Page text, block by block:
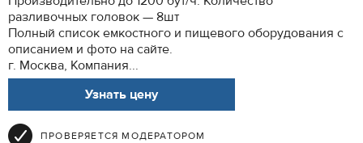
разливочных головок — 8шт
Полный список емкостного и пищевого оборудования с
описанием и фото на сайте.
г. Москва, Компания...
Узнать цену
ПРОВЕРЯЕТСЯ МОДЕРАТОРОМ